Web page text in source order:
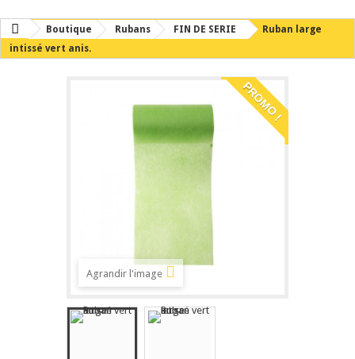
Boutique Rubans FIN DE SERIE
Ruban large
intissé vert anis.
PROMO !
Agrandir l'image